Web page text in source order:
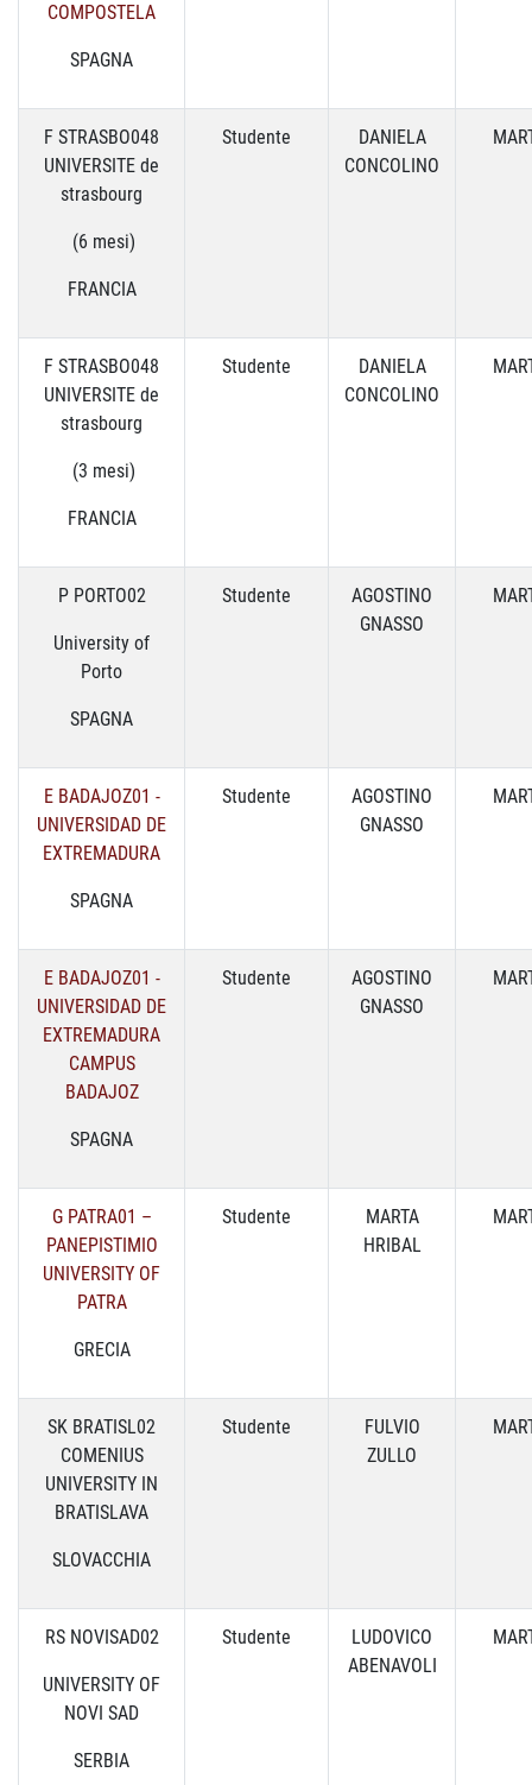
COMPOSTELA
SPAGNA
F STRASBO048
UNIVERSITE de
strasbourg
(6 mesi)
FRANCIA
Studente
DANIELA
CONCOLINO
F STRASBO048
UNIVERSITE de
strasbourg
(3 mesi)
FRANCIA
Studente
DANIELA
CONCOLINO
P PORTO02
University of
Porto
SPAGNA
Studente
AGOSTINO
GNASSO
E BADAJOZ01 -
UNIVERSIDAD DE
EXTREMADURA
SPAGNA
Studente
AGOSTINO
GNASSO
E BADAJOZ01 -
UNIVERSIDAD DE
EXTREMADURA
CAMPUS
BADAJOZ
SPAGNA
Studente
AGOSTINO
GNASSO
G PATRA01 –
PANEPISTIMIO
UNIVERSITY OF
PATRA
GRECIA
Studente
MARTA
HRIBAL
SK BRATISL02
COMENIUS
UNIVERSITY IN
BRATISLAVA
SLOVACCHIA
Studente
FULVIO
ZULLO
RS NOVISAD02
UNIVERSITY OF
NOVI SAD
SERBIA
Studente
LUDOVICO
ABENAVOLI